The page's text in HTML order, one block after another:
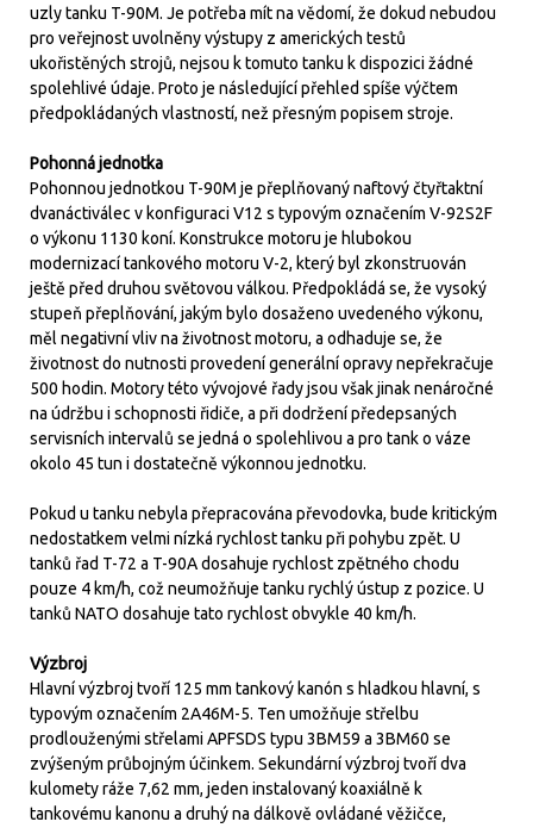
uzly tanku T-90M. Je potřeba mít na vědomí, že dokud nebudou
pro veřejnost uvolněny výstupy z amerických testů
ukořistěných strojů, nejsou k tomuto tanku k dispozici žádné
spolehlivé údaje. Proto je následující přehled spíše výčtem
předpokládaných vlastností, než přesným popisem stroje.
Pohonná jednotka
Pohonnou jednotkou T-90M je přeplňovaný naftový čtyřtaktní
dvanáctiválec v konfiguraci V12 s typovým označením V-92S2F
o výkonu 1130 koní. Konstrukce motoru je hlubokou
modernizací tankového motoru V-2, který byl zkonstruován
ještě před druhou světovou válkou. Předpokládá se, že vysoký
stupeň přeplňování, jakým bylo dosaženo uvedeného výkonu,
měl negativní vliv na životnost motoru, a odhaduje se, že
životnost do nutnosti provedení generální opravy nepřekračuje
500 hodin. Motory této vývojové řady jsou však jinak nenáročné
na údržbu i schopnosti řidiče, a při dodržení předepsaných
servisních intervalů se jedná o spolehlivou a pro tank o váze
okolo 45 tun i dostatečně výkonnou jednotku.
Pokud u tanku nebyla přepracována převodovka, bude kritickým
nedostatkem velmi nízká rychlost tanku při pohybu zpět. U
tanků řad T-72 a T-90A dosahuje rychlost zpětného chodu
pouze 4 km/h, což neumožňuje tanku rychlý ústup z pozice. U
tanků NATO dosahuje tato rychlost obvykle 40 km/h.
Výzbroj
Hlavní výzbroj tvoří 125 mm tankový kanón s hladkou hlavní, s
typovým označením 2A46M-5. Ten umožňuje střelbu
prodlouženými střelami APFSDS typu 3BM59 a 3BM60 se
zvýšeným průbojným účinkem. Sekundární výzbroj tvoří dva
kulomety ráže 7,62 mm, jeden instalovaný koaxiálně k
tankovému kanonu a druhý na dálkově ovládané věžičce,